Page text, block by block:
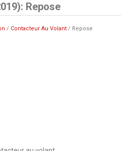
Repose
/ Contacteur Au Volant/ Repose